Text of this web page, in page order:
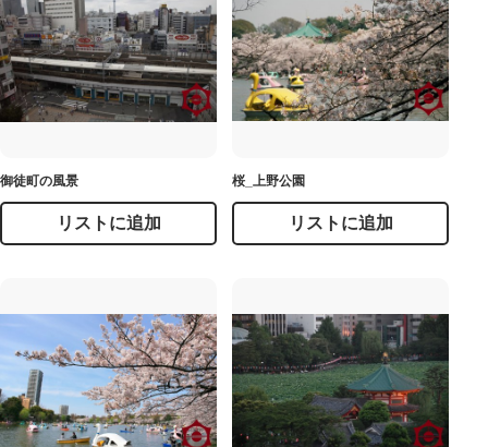
御徒町の風景
リストに追加
桜_上野公園
リストに追加